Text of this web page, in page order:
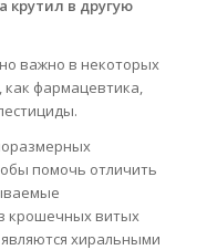
крутил в другую
важно в некоторых
как фармацевтика,
помочь отличить
крошечных витых
хиральными